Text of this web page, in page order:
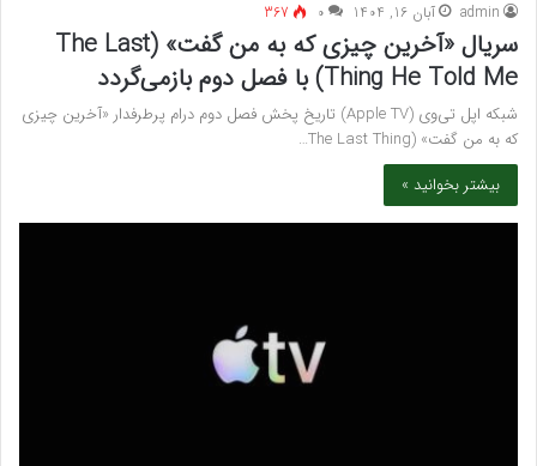
admin آبان 16, 1404 ۰ 367
سریال «آخرین چیزی که به من گفت» (The Last
Thing He Told Me) با فصل دوم بازمی‌گردد
شبکه اپل تی‌وی (Apple TV) تاریخ پخش فصل دوم درام پرطرفدار «آخرین چیزی
که به من گفت» (The Last Thing…
بیشتر بخوانید »